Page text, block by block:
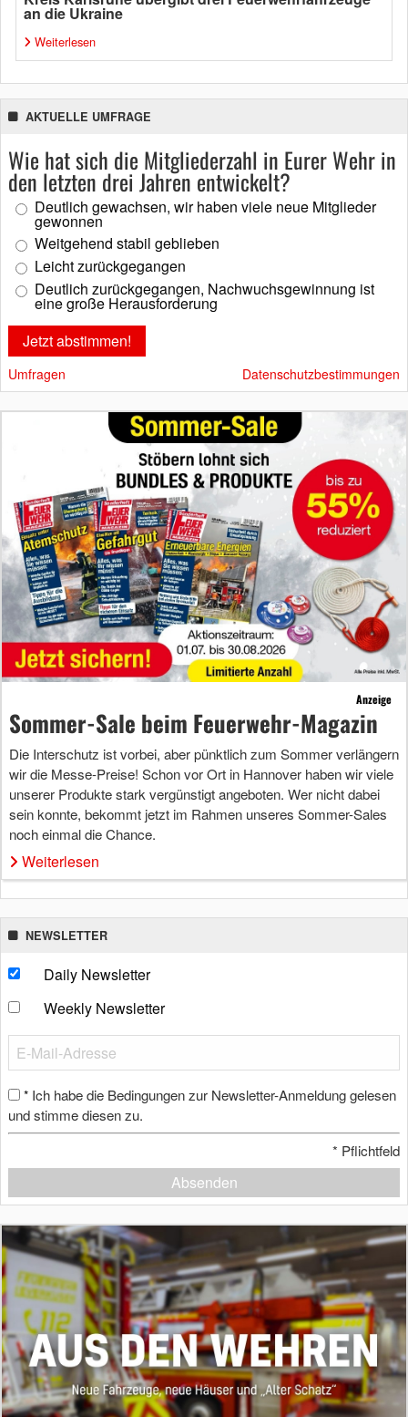
an die Ukraine
Weiterlesen
AKTUELLE UMFRAGE
Wie hat sich die Mitgliederzahl in Eurer Wehr in
den letzten drei Jahren entwickelt?
Deutlich gewachsen, wir haben viele neue Mitglieder
gewonnen
Weitgehend stabil geblieben
Leicht zurückgegangen
Deutlich zurückgegangen, Nachwuchsgewinnung ist
eine große Herausforderung
Umfragen Datenschutzbestimmungen
Anzeige
Sommer-Sale beim Feuerwehr-Magazin
Die Interschutz ist vorbei, aber pünktlich zum Sommer verlängern
wir die Messe-Preise! Schon vor Ort in Hannover haben wir viele
unserer Produkte stark vergünstigt angeboten. Wer nicht dabei
sein konnte, bekommt jetzt im Rahmen unseres Sommer-Sales
noch einmal die Chance.
Weiterlesen
NEWSLETTER
Daily Newsletter
Weekly Newsletter
* Ich habe die Bedingungen zur Newsletter-Anmeldung gelesen
und stimme diesen zu.
* Pflichtfeld
Absenden